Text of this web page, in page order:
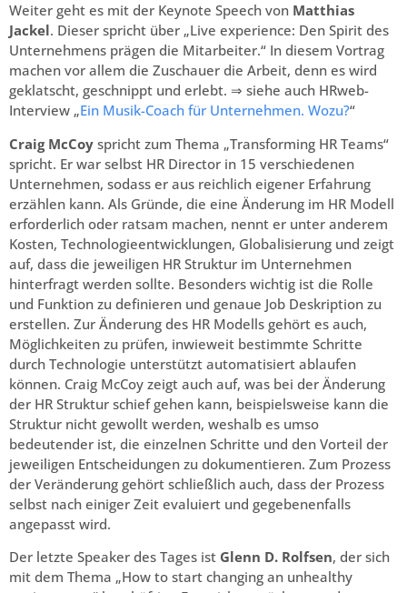
Weiter geht es mit der Keynote Speech von Matthias
Jackel. Dieser spricht über „Live experience: Den Spirit des
Unternehmens prägen die Mitarbeiter.“ In diesem Vortrag
machen vor allem die Zuschauer die Arbeit, denn es wird
geklatscht, geschnippt und erlebt. ⇒ siehe auch HRweb-
Interview „Ein Musik-Coach für Unternehmen. Wozu?“
Craig McCoy spricht zum Thema „Transforming HR Teams“
spricht. Er war selbst HR Director in 15 verschiedenen
Unternehmen, sodass er aus reichlich eigener Erfahrung
erzählen kann. Als Gründe, die eine Änderung im HR Modell
erforderlich oder ratsam machen, nennt er unter anderem
Kosten, Technologieentwicklungen, Globalisierung und zeigt
auf, dass die jeweiligen HR Struktur im Unternehmen
hinterfragt werden sollte. Besonders wichtig ist die Rolle
und Funktion zu definieren und genaue Job Deskription zu
erstellen. Zur Änderung des HR Modells gehört es auch,
Möglichkeiten zu prüfen, inwieweit bestimmte Schritte
durch Technologie unterstützt automatisiert ablaufen
können. Craig McCoy zeigt auch auf, was bei der Änderung
der HR Struktur schief gehen kann, beispielsweise kann die
Struktur nicht gewollt werden, weshalb es umso
bedeutender ist, die einzelnen Schritte und den Vorteil der
jeweiligen Entscheidungen zu dokumentieren. Zum Prozess
der Veränderung gehört schließlich auch, dass der Prozess
selbst nach einiger Zeit evaluiert und gegebenenfalls
angepasst wird.
Der letzte Speaker des Tages ist Glenn D. Rolfsen, der sich
mit dem Thema „How to start changing an unhealthy